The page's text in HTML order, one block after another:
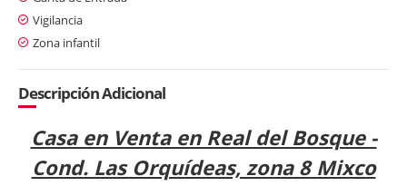
Vigilancia
Zona infantil
Descripción Adicional
Casa en Venta en Real del Bosque -
Cond. Las Orquídeas, zona 8 Mixco